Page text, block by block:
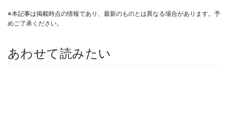
※本記事は掲載時点の情報であり、最新のものとは異なる場合があります。予
めご了承ください。
あわせて読みたい